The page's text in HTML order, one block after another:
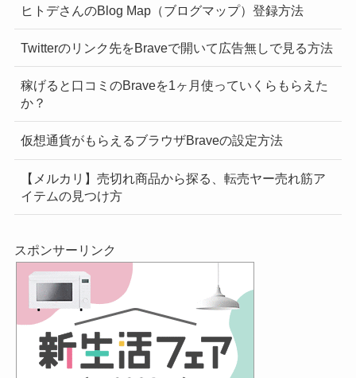
ヒトデさんのBlog Map（ブログマップ）登録方法
Twitterのリンク先をBraveで開いて広告無しで見る方法
稼げると口コミのBraveを1ヶ月使っていくらもらえた
か？
仮想通貨がもらえるブラウザBraveの設定方法
【メルカリ】売切れ商品から探る、転売ヤー売れ筋ア
イテムの見つけ方
スポンサーリンク